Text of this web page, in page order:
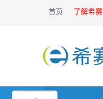
首页 了解希赛